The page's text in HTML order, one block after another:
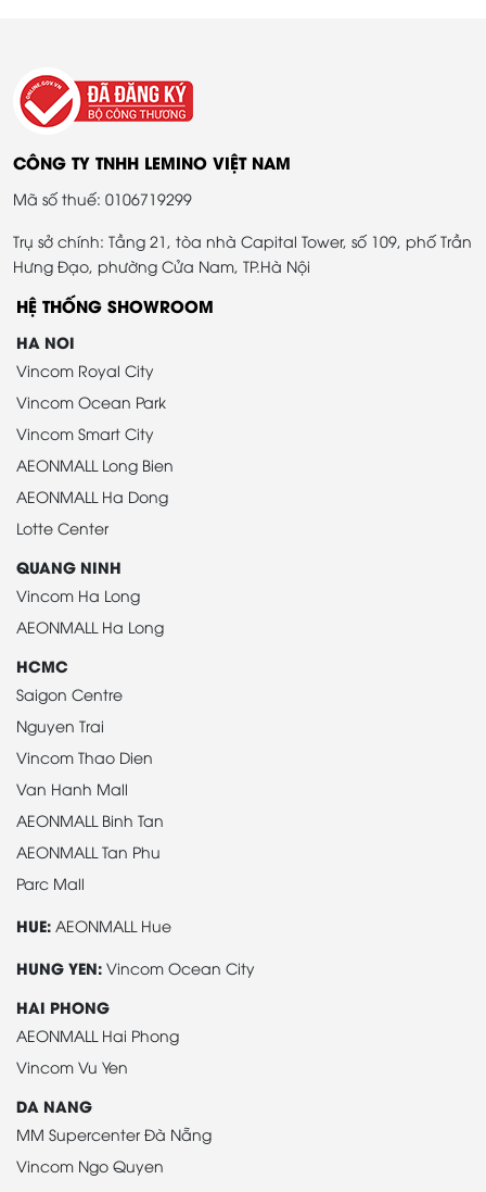
CÔNG TY TNHH LEMINO VIỆT NAM
Mã số thuế: 0106719299
Trụ sở chính: Tầng 21, tòa nhà Capital Tower, số 109, phố Trần
Hưng Đạo, phường Cửa Nam, TP.Hà Nội
HỆ THỐNG SHOWROOM
HA NOI
Vincom Royal City
Vincom Ocean Park
Vincom Smart City
AEONMALL Long Bien
AEONMALL Ha Dong
Lotte Center
QUANG NINH
Vincom Ha Long
AEONMALL Ha Long
HCMC
Saigon Centre
Nguyen Trai
Vincom Thao Dien
Van Hanh Mall
AEONMALL Binh Tan
AEONMALL Tan Phu
Parc Mall
HUE: AEONMALL Hue
HUNG YEN: Vincom Ocean City
HAI PHONG
AEONMALL Hai Phong
Vincom Vu Yen
DA NANG
MM Supercenter Đà Nẵng
Vincom Ngo Quyen